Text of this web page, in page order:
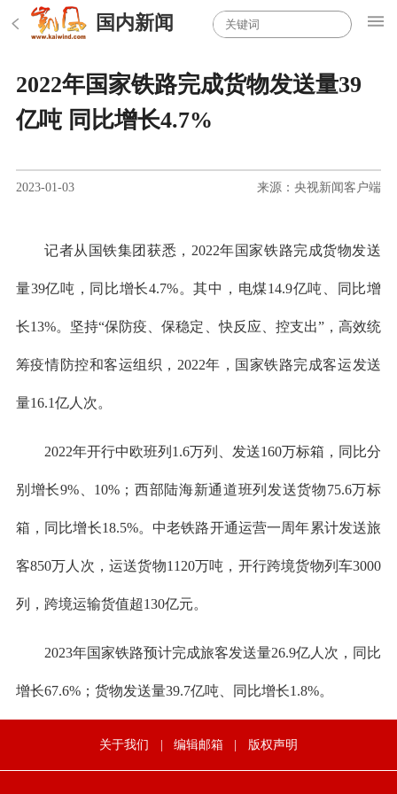
国内新闻
2022年国家铁路完成货物发送量39
亿吨 同比增长4.7%
2023-01-03 来源：央视新闻客户端
记者从国铁集团获悉，2022年国家铁路完成货物发送
量39亿吨，同比增长4.7%。其中，电煤14.9亿吨、同比增
长13%。坚持“保防疫、保稳定、快反应、控支出”，高效统
筹疫情防控和客运组织，2022年，国家铁路完成客运发送
量16.1亿人次。
2022年开行中欧班列1.6万列、发送160万标箱，同比分
别增长9%、10%；西部陆海新通道班列发送货物75.6万标
箱，同比增长18.5%。中老铁路开通运营一周年累计发送旅
客850万人次，运送货物1120万吨，开行跨境货物列车3000
列，跨境运输货值超130亿元。
2023年国家铁路预计完成旅客发送量26.9亿人次，同比
增长67.6%；货物发送量39.7亿吨、同比增长1.8%。
关于我们 | 编辑邮箱 | 版权声明